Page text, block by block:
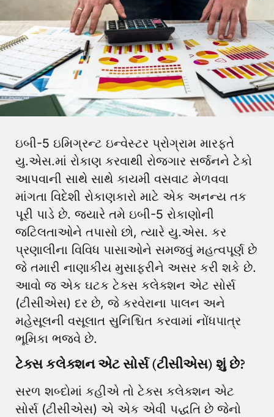
ઇબી-5 ઇમિગ્રન્ટ ઇન્વેસ્ટર પ્રોગ્રામ મારફતે
યુ.એસ.માં રોકાણ કરવાથી રોજગાર સર્જનને ટેકો
આપવાની સાથે સાથે કાયમી વસવાટ મેળવવા
માંગતા વિદેશી રોકાણકારો માટે એક અનન્ય તક
પૂરી પાડે છે. જ્યારે તમે ઇબી-5 રોકાણોની
જટિલતાઓને તપાસો છો, ત્યારે યુ.એસ. કર
પ્રણાલીના વિવિધ પાસાઓને સમજવું મહત્વપૂર્ણ છે
જે તમારી નાણાકીય મુસાફરીને અસર કરી શકે છે.
આવો જ એક ઘટક ટેક્સ કલેક્શન એટ સોર્સ
(ટીસીએસ) દર છે, જે કરવેરાના પાલન અને
મહેસૂલની વસૂલાત સુનિશ્ચિત કરવામાં નોંધપાત્ર
ભૂમિકા ભજવે છે.
ટેક્સ કલેક્શન એટ સોર્સ (ટીસીએસ) શું છે?
સરળ શબ્દોમાં કહીએ તો ટેક્સ કલેક્શન એટ
સોર્સ (ટીસીએસ) એ એક એવી પદ્ધતિ છે જેનો